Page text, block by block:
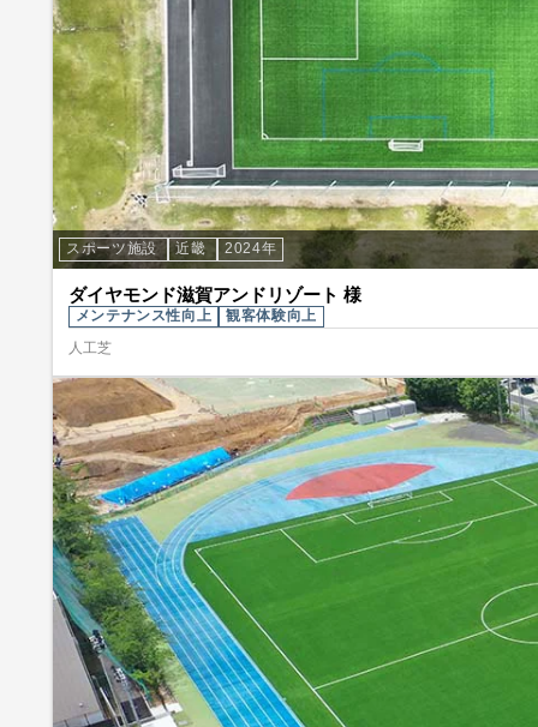
スポーツ施設 近畿 2024年
ダイヤモンド滋賀アンドリゾート 様
メンテナンス性向上
観客体験向上
人工芝